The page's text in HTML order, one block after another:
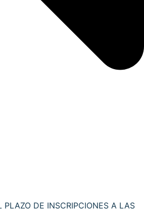
PLAZO DE INSCRIPCIONES A LAS